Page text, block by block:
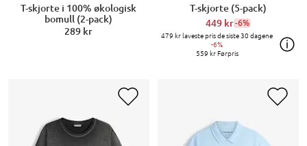
T-skjorte i 100% økologisk
bomull (2-pack)
289 kr
T-skjorte (5-pack)
449 kr-6%
479 krlaveste pris de siste 30 dagene
-6%
559 krFørpris